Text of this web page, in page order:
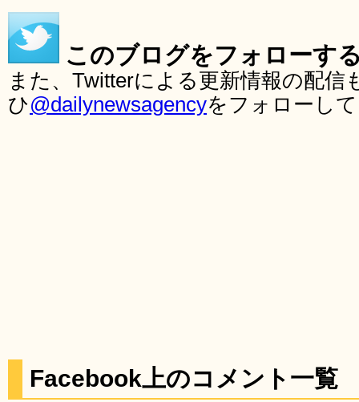
このブログをフォローす
また、Twitterによる更新情報の配
ひ@dailynewsagencyをフォローし
Facebook上のコメント一覧